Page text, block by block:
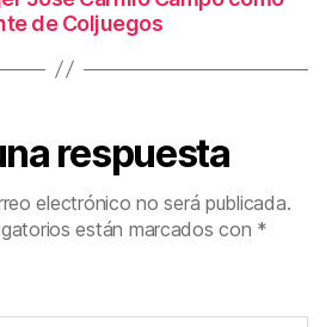
de Coljuegos
respuesta
electrónico no será publicada.
están marcados con *